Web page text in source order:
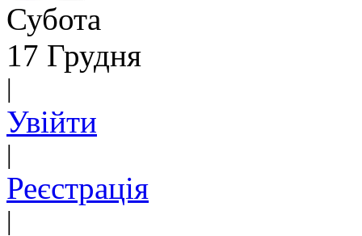
Субота
17 Грудня
|
Увійти
|
Реєстрація
|